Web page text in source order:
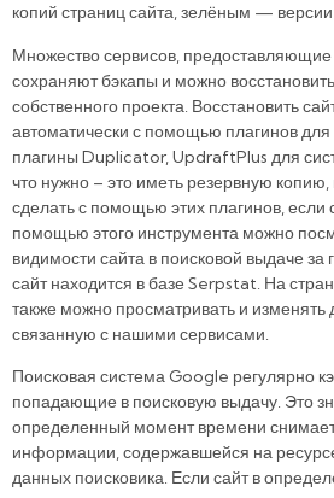
копий страниц сайта, зелёным —
Множество сервисов, предоставляющие
сохраняют бэкапы и можно
собственного проекта. Восстановить
автоматически с помощью плагинов
плагины Duplicator, UpdraftPlus для
что нужно – это иметь резервную
сделать с помощью этих плагинов, если
помощью этого инструмента можно
видимости сайта в поисковой выдаче за
сайт находится в базе Serpstat. На
также можно просматривать и
связанную с нашими сервисами.
Поисковая система Google регулярно
попадающие в поисковую выдачу. Это
определенный момент времени
информации, содержавшейся на
данных поисковика. Если сайт в